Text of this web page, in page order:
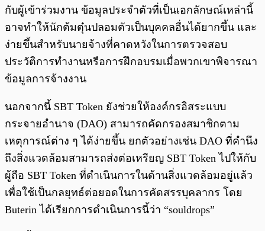
กับผู้เข้าร่วมงาน ข้อมูลประจำตัวที่เป็นเอกลักษณ์เหล่านี้
อาจทำให้นักต้มตุ๋นปลอมตัวเป็นบุคคลอื่นได้ยากขึ้น และ
ง่ายขึ้นสำหรับนายจ้างที่คาดหวังในการตรวจสอบ
ประวัติการทำงานหรือการฝึกอบรมเมื่อพวกเขาพิจารณา
ข้อมูลการจ้างงาน
นอกจากนี้ SBT Token ยังช่วยให้องค์กรอิสระแบบ
กระจายอำนาจ (DAO) สามารถคัดกรองสมาชิกตาม
เหตุการณ์ต่าง ๆ ได้ง่ายขึ้น ยกตัวอย่างเช่น DAO ที่คำนึง
ถึงสิ่งแวดล้อมสามารถส่งต่อเหรียญ SBT Token ไปให้กับ
ผู้ถือ SBT Token ที่ดำเนินการในด้านสิ่งแวดล้อมอยู่แล้ว
เพื่อใช้เป็นกลยุทธ์ต่อยอดในการคัดสรรบุคลากร โดย
Buterin ได้เรียกการดำเนินการนี้ว่า “souldrops”